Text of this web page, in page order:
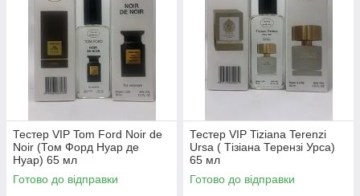
Тестер VIP Tom Ford Noir de
Noir (Том Форд Нуар де
Нуар) 65 мл
Готово до відправки
Тестер VIP Tiziana Terenzi
Ursa ( Тізіана Терензі Урса)
65 мл
Готово до відправки